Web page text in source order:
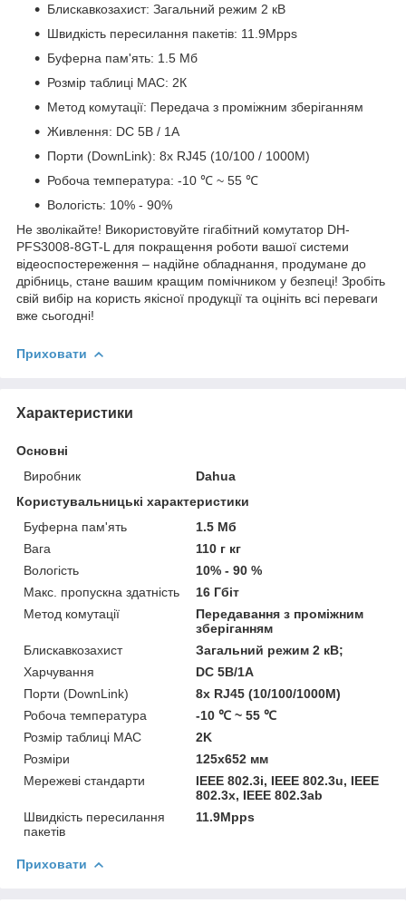
Блискавкозахист: Загальний режим 2 кВ
Швидкість пересилання пакетів: 11.9Mpps
Буферна пам'ять: 1.5 Мб
Розмір таблиці MAC: 2К
Метод комутації: Передача з проміжним зберіганням
Живлення: DC 5В / 1A
Порти (DownLink): 8x RJ45 (10/100 / 1000M)
Робоча температура: -10 ℃ ~ 55 ℃
Вологість: 10% - 90%
Не зволікайте! Використовуйте гігабітний комутатор DH-
PFS3008-8GT-L для покращення роботи вашої системи
відеоспостереження – надійне обладнання, продумане до
дрібниць, стане вашим кращим помічником у безпеці! Зробіть
свій вибір на користь якісної продукції та оцініть всі переваги
вже сьогодні!
Приховати
Характеристики
Основні
Виробник
Dahua
Користувальницькі характеристики
Буферна пам'ять
1.5 Мб
Вага
110 г кг
Вологість
10% - 90 %
Макс. пропускна здатність
16 Гбіт
Метод комутації
Передавання з проміжним
зберіганням
Блискавкозахист
Загальний режим 2 кВ;
Харчування
DC 5В/1A
Порти (DownLink)
8x RJ45 (10/100/1000M)
Робоча температура
-10 ℃ ~ 55 ℃
Розмір таблиці MAC
2K
Розміри
125х652 мм
Мережеві стандарти
IEEE 802.3i, IEEE 802.3u, IEEE
802.3x, IEEE 802.3ab
Швидкість пересилання
пакетів
11.9Mpps
Приховати